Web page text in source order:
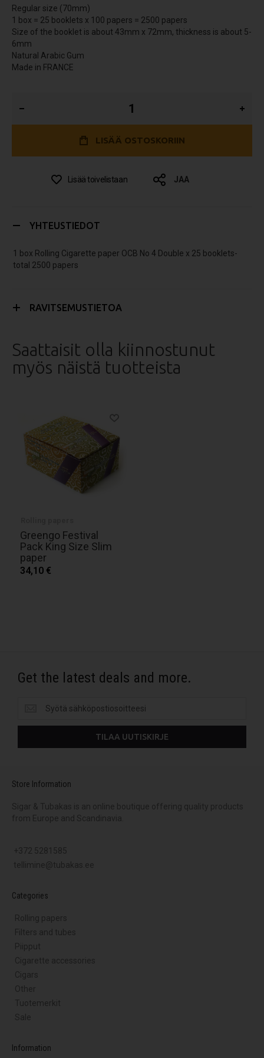
Regular size (70mm)
1 box = 25 booklets x 100 papers = 2500 papers
Size of the booklet is about 43mm x 72mm, thickness is about 5-
6mm
Natural Arabic Gum
Made in FRANCE
LISÄÄ OSTOSKORIIN
Lisää toivelistaan JAA
YHTEUSTIEDOT
1 box Rolling Cigarette paper OCB No 4 Double x 25 booklets-
total 2500 papers
RAVITSEMUSTIETOA
Saattaisit olla kiinnostunut
myös näistä tuotteista
Greengo Festival
Pack King Size Slim
paper
34,10 €
Get the latest deals and more.
latest
and
TILAA UUTISKIRJE
Store Information
Sigar & Tubakas is an online boutique offering quality products
from Europe and Scandinavia.
+372 5281585
tellimine@tubakas.ee
Categories
Rolling papers
Filters and tubes
Piipput
Cigarette accessories
Cigars
Other
Tuotemerkit
Sale
Information